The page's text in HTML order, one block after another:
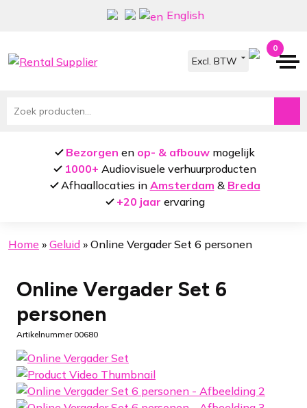
navigatie
inhoud
English
0
Zoeken
Bezorgen en op- & afbouw mogelijk
1000+ Audiovisuele verhuurproducten
Afhaallocaties in Amsterdam & Breda
+20 jaar ervaring
Home » Geluid » Online Vergader Set 6 personen
Online Vergader Set 6
personen
Artikelnummer 00680